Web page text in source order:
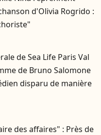
d'Olivia Rogrido :
de Sea Life Paris Val
de Bruno Salomone
disparu de manière
des affaires" : Près de